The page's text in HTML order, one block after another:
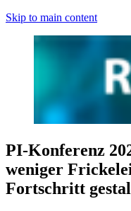
Skip to main content
PI-Konferenz
weniger
Fortschritt